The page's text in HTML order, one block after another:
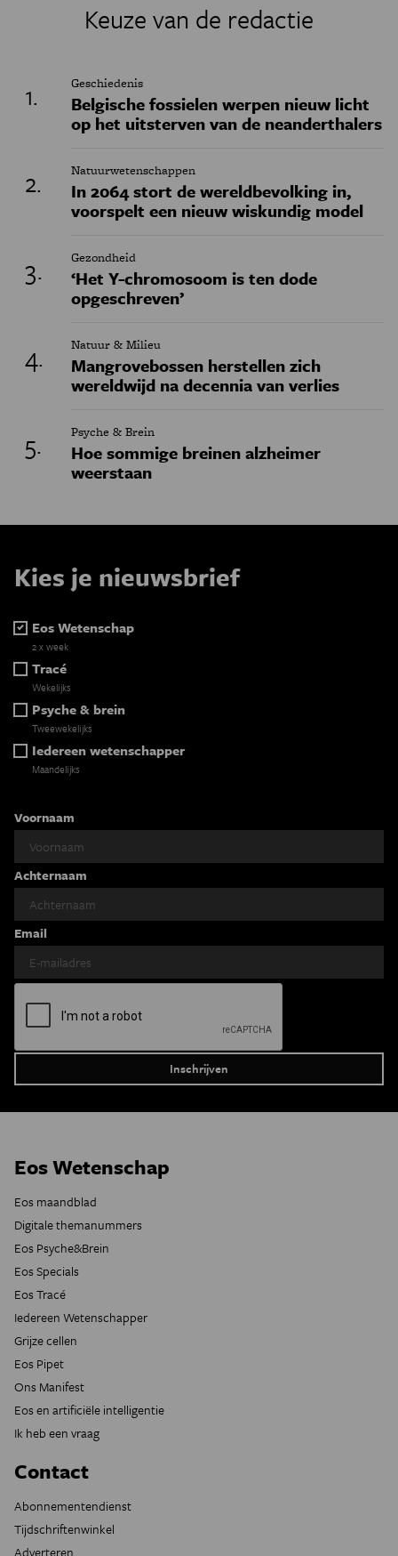
Keuze van de redactie
Geschiedenis
Belgische fossielen werpen nieuw licht
op het uitsterven van de neanderthalers
Natuurwetenschappen
In 2064 stort de wereldbevolking in,
voorspelt een nieuw wiskundig model
Gezondheid
‘Het Y-chromosoom is ten dode
opgeschreven’
Natuur & Milieu
Mangrovebossen herstellen zich
wereldwijd na decennia van verlies
Psyche & Brein
Hoe sommige breinen alzheimer
weerstaan
Kies je nieuwsbrief
Eos Wetenschap
2 x week
Tracé
Wekelijks
Psyche & brein
Tweewekelijks
Iedereen wetenschapper
Maandelijks
Voornaam
Achternaam
Email
Eos Wetenschap
Eos maandblad
Digitale themanummers
Eos Psyche&Brein
Eos Specials
Eos Tracé
Iedereen Wetenschapper
Grijze cellen
Eos Pipet
Ons Manifest
Eos en artificiële intelligentie
Ik heb een vraag
Contact
Abonnementendienst
Tijdschriftenwinkel
Adverteren